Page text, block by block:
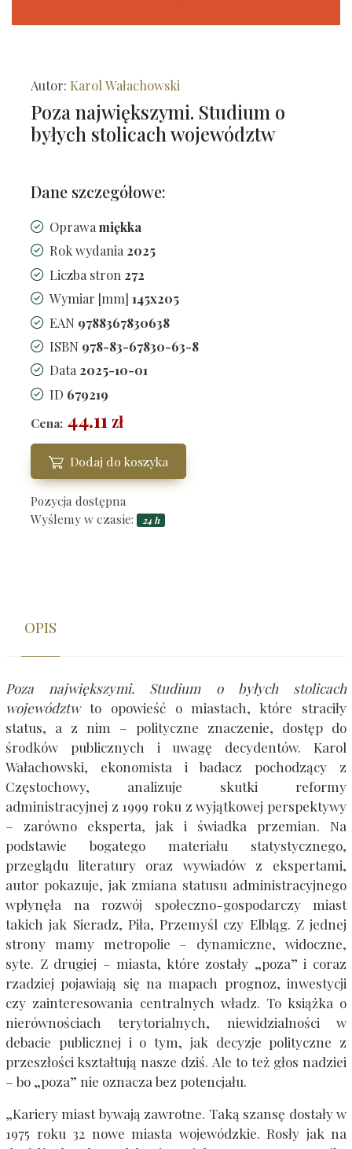
Autor: Karol Wałachowski
Poza największymi. Studium o
byłych stolicach województw
Dane szczegółowe:
Oprawa miękka
Rok wydania2025
Liczba stron 272
Wymiar [mm] 145x205
EAN 9788367830638
ISBN 978-83-67830-63-8
Data 2025-10-01
ID 679219
Cena: 44.11 zł
Dodaj do koszyka
Pozycja dostępna
Wyślemy w czasie:
24 h
OPIS
Poza największymi. Studium o byłych stolicach
województw to opowieść o miastach, które straciły
status, a z nim – polityczne znaczenie, dostęp do
środków publicznych i uwagę decydentów. Karol
Wałachowski, ekonomista i badacz pochodzący z
Częstochowy, analizuje skutki reformy
administracyjnej z 1999 roku z wyjątkowej perspektywy
– zarówno eksperta, jak i świadka przemian. Na
podstawie bogatego materiału statystycznego,
przeglądu literatury oraz wywiadów z ekspertami,
autor pokazuje, jak zmiana statusu administracyjnego
wpłynęła na rozwój społeczno-gospodarczy miast
takich jak Sieradz, Piła, Przemyśl czy Elbląg. Z jednej
strony mamy metropolie – dynamiczne, widoczne,
syte. Z drugiej – miasta, które zostały „poza” i coraz
rzadziej pojawiają się na mapach prognoz, inwestycji
czy zainteresowania centralnych władz. To książka o
nierównościach terytorialnych, niewidzialności w
debacie publicznej i o tym, jak decyzje polityczne z
przeszłości kształtują nasze dziś. Ale to też głos nadziei
– bo „poza” nie oznacza bez potencjału.
„Kariery miast bywają zawrotne. Taką szansę dostały w
1975 roku 32 nowe miasta wojewódzkie. Rosły jak na